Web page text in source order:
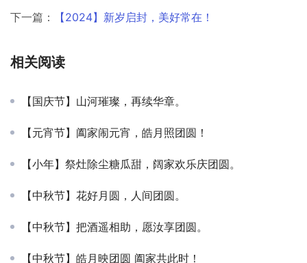
下一篇：
【2024】新岁启封，美好常在！
相关阅读
【国庆节】山河璀璨，再续华章。
【元宵节】阖家闹元宵，皓月照团圆！
【小年】祭灶除尘糖瓜甜，阔家欢乐庆团圆。
【中秋节】花好月圆，人间团圆。
【中秋节】把酒遥相助，愿汝享团圆。
【中秋节】皓月映团圆 阖家共此时！